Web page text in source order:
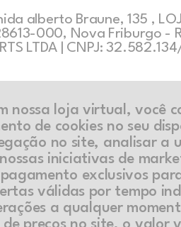
alberto Braune, 135 ,
000, Nova Friburgo -
LTDA | CNPJ:
nossa loja virtual, você
de cookies no seu
no site, analisar a
iniciativas de
exclusivos
válidas por tempo
a qualquer